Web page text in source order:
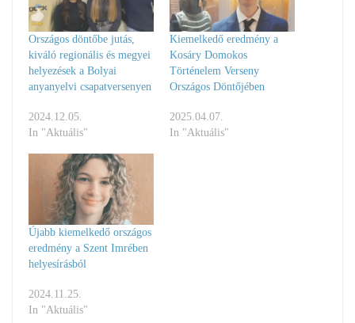
Országos döntőbe jutás,
kiváló regionális és megyei
helyezések a Bolyai
anyanyelvi csapatversenyen
2024.12.05.
In "Aktuális"
Kiemelkedő eredmény a
Kosáry Domokos
Történelem Verseny
Országos Döntőjében
2025.04.07.
In "Aktuális"
Újabb kiemelkedő országos
eredmény a Szent Imrében
helyesírásból
2024.11.25.
In "Aktuális"